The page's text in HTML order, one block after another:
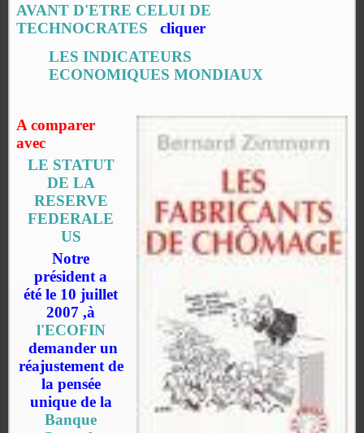
AVANT D'ETRE CELUI DE
TECHNOCRATES cliquer
LES INDICATEURS
ECONOMIQUES MONDIAUX
A comparer
avec
LE STATUT
DE LA
RESERVE
FEDERALE
US
Notre
président a
été le 10 juillet
2007 ,à
l'ECOFIN
demander un
réajustement de
la pensée
uniquede la
Banque